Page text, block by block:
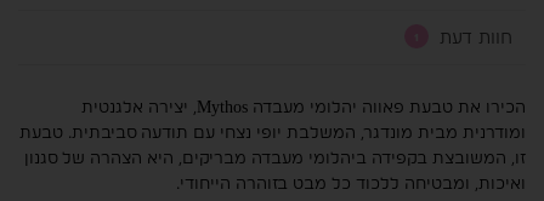
חוות דעת
הכירו את טבעת פאווה יהלומי מעבדה Mythos, יצירה אלגנטית
ומודרנית מבית מונדגר, המשלבת יופי נצחי עם תודעה סביבתית. טבעת
זו, המשובצת בקפידה ביהלומי מעבדה מבריקים, היא הצהרה של סגנון
ואיכות, ומבטיחה ללכוד כל מבט בזוהרה הייחודי.